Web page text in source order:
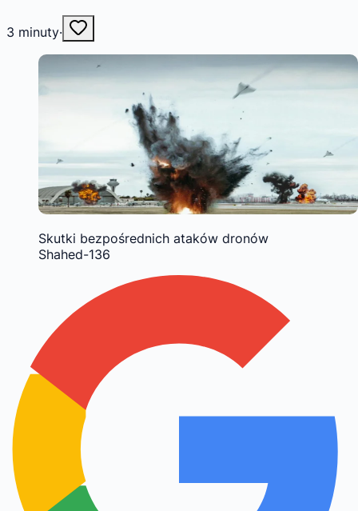
3 minuty·
Skutki bezpośrednich ataków dronów
Shahed-136